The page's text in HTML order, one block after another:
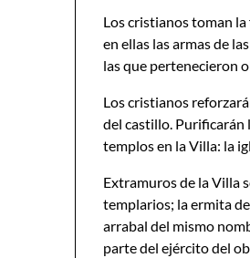
Los cristianos toman
en ellas las armas de
las que pertenecieron
Los cristianos
del castillo. Purificarán
templos en la Villa: la
Extramuros de la Villa
templarios; la ermita
arrabal del mismo
parte del ejército del